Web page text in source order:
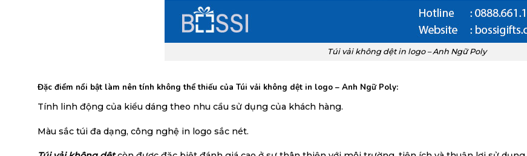
Túi vải không dệt in logo – Anh Ngữ Poly
Đặc điểm nổi bật làm nên tính không thể thiếu của Túi vải không dệt in logo – Anh Ngữ Poly:
Tính linh động của kiểu dáng theo nhu cầu sử dụng của khách hàng.
Màu sắc túi đa dạng, công nghệ in logo sắc nét.